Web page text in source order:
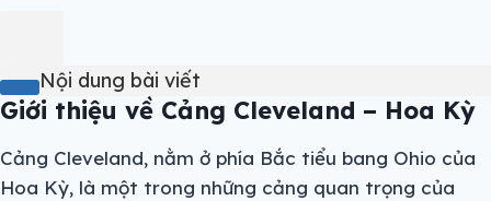
Nội dung bài viết
Giới thiệu về Cảng Cleveland – Hoa Kỳ
Cảng Cleveland, nằm ở phía Bắc tiểu bang Ohio của
Hoa Kỳ, là một trong những cảng quan trọng của